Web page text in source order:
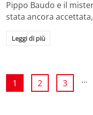
Pippo Baudo e il
stata ancora
Leggi di più
1 2 3 ...